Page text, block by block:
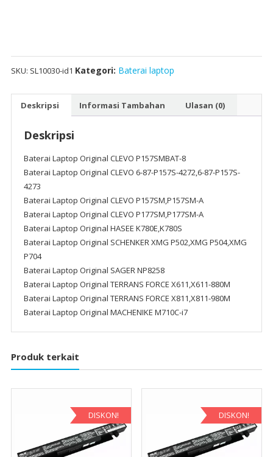
SKU: SL10030-id1 Kategori: Baterai laptop
Deskripsi Informasi Tambahan Ulasan (0)
Deskripsi
Baterai Laptop Original CLEVO P157SMBAT-8
Baterai Laptop Original CLEVO 6-87-P157S-4272,6-87-P157S-
4273
Baterai Laptop Original CLEVO P157SM,P157SM-A
Baterai Laptop Original CLEVO P177SM,P177SM-A
Baterai Laptop Original HASEE K780E,K780S
Baterai Laptop Original SCHENKER XMG P502,XMG P504,XMG
P704
Baterai Laptop Original SAGER NP8258
Baterai Laptop Original TERRANS FORCE X611,X611-880M
Baterai Laptop Original TERRANS FORCE X811,X811-980M
Baterai Laptop Original MACHENIKE M710C-i7
Produk terkait
DISKON! DISKON!